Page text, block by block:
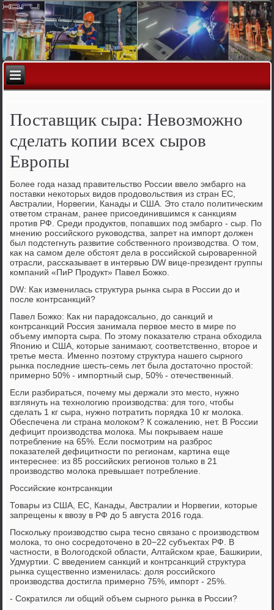
Поставщик сыра: Невозможно
сделать копии всех сыров
Европы
Более года назад правительство России ввело эмбарго на
поставки некоторых видов продовольствия из стран ЕС,
Австралии, Норвегии, Канады и США. Это стало политическим
ответом странам, ранее присоединившимся к санкциям
против РФ. Среди продуктов, попавших под эмбарго - сыр. По
мнению российского руководства, запрет на импорт должен
был подстегнуть развитие собственного производства. О том,
как на самом деле обстоят дела в российской сыроваренной
отрасли, рассказывает в интервью DW вице-президент группы
компаний «ПиР Продукт» Павел Божко.
DW: Как изменилась структура рынка сыра в России до и
после контрсанкций?
Павел Божко: Как ни парадоксально, до санкций и
контрсанкций Россия занимала первое место в мире по
объему импорта сыра. По этому показателю страна обходила
Японию и США, которые занимают, соответственно, второе и
третье места. Именно поэтому структура нашего сырного
рынка последние шесть-семь лет была достаточно простой:
примерно 50% - импортный сыр, 50% - отечественный.
Если разбираться, почему мы держали это место, нужно
взглянуть на технологию производства: для того, чтобы
сделать 1 кг сыра, нужно потратить порядка 10 кг молока.
Обеспечена ли страна молоком? К сожалению, нет. В России
дефицит производства молока. Мы покрываем наше
потребление на 65%. Если посмотрим на разброс
показателей дефицитности по регионам, картина еще
интереснее: из 85 российских регионов только в 21
производство молока превышает потребление.
Российские контрсанкции
Товары из США, ЕС, Канады, Австралии и Норвегии, которые
запрещены к ввозу в РФ до 5 августа 2016 года.
Поскольку производство сыра тесно связано с производством
молока, то оно сосредоточено в 20−22 субъектах РФ. В
частности, в Вологодской области, Алтайском крае, Башкирии,
Удмуртии. С введением санкций и контрсанкций структура
рынка существенно изменилась: доля российского
производства достигла примерно 75%, импорт - 25%.
- Сократился ли общий объем сырного рынка в России?